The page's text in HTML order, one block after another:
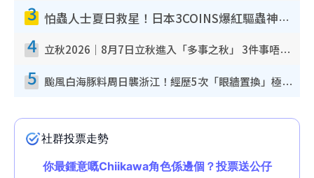
3 怕蟲人士夏日救星！日本3COINS爆紅驅蟲神器$45起 1招「全程免觸碰」輕鬆搞定小強
4 立秋2026｜8月7日立秋進入「多事之秋」 3件事唔做得！專家教6招開運 清枱頭／銀包納氣接好運
5 颱風白海豚料周日襲浙江！經歷5次「眼牆置換」極罕見 成登陸內地最長途颱風